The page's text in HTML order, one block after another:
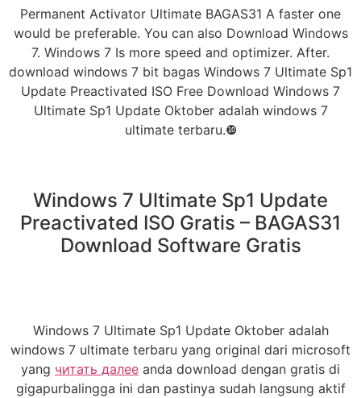
Permanent Activator Ultimate BAGAS31 A faster one
would be preferable. You can also Download Windows
7. Windows 7 Is more speed and optimizer. After.
download windows 7 bit bagas Windows 7 Ultimate Sp1
Update Preactivated ISO Free Download Windows 7
Ultimate Sp1 Update Oktober adalah windows 7
ultimate terbaru.❿
Windows 7 Ultimate Sp1 Update
Preactivated ISO Gratis – BAGAS31
Download Software Gratis
Windows 7 Ultimate Sp1 Update Oktober adalah
windows 7 ultimate terbaru yang original dari microsoft
yang читать далее anda download dengan gratis di
gigapurbalingga ini dan pastinya sudah langsung aktif